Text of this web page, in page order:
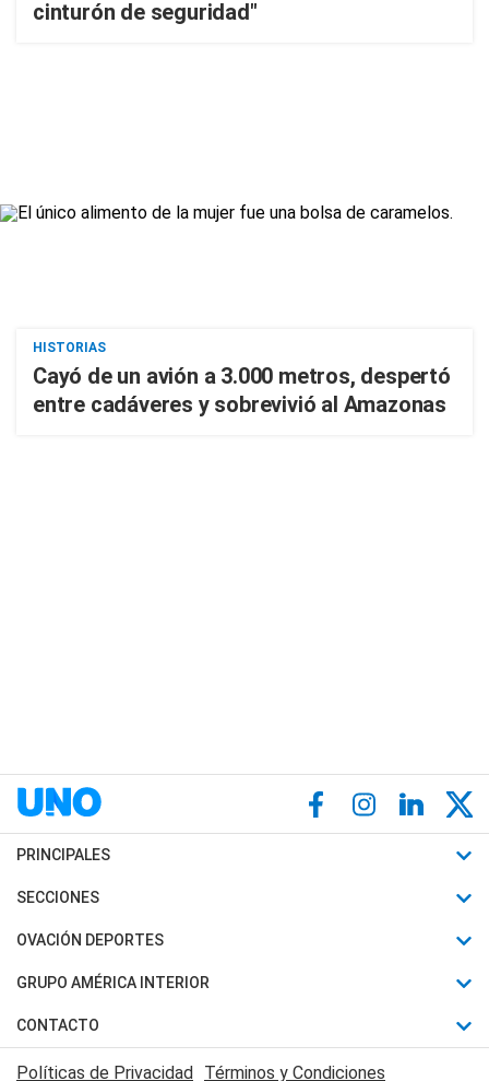
cinturón de seguridad"
HISTORIAS
Cayó de un avión a 3.000 metros, despertó
entre cadáveres y sobrevivió al Amazonas
PRINCIPALES
Últimas Noticias
Política
Judiciales
Economia
SECCIONES
Horóscopo
Motores
Trucos caseros
OVACIÓN DEPORTES
Fútbol
Mundial
Automovilismo
GRUPO AMÉRICA INTERIOR
Canal 7 en Vivo
CONTACTO
Acerca de Nosotros
Políticas de Privacidad Términos y Condiciones